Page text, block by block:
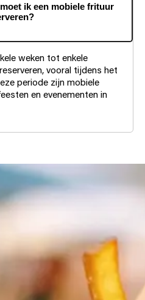
ik een mobiele frituur
weken tot enkele
vooral tijdens het
periode zijn mobiele
en evenementen in